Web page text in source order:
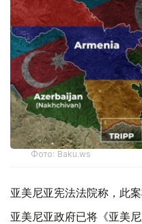
Фото: Baku.ws
亚美尼亚宪法法院称，此
亚美尼亚政府已将《亚美